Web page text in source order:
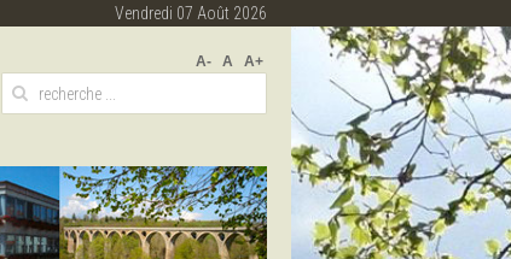
Vendredi 07 Août 2026
A- A A+